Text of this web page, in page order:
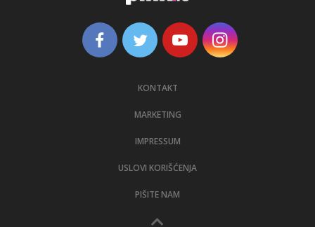
KONTAKT
MARKETING
IMPRESSUM
USLOVI KORIŠĆENJA
PIŠITE NAM